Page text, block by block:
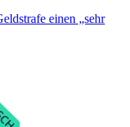
einen „sehr